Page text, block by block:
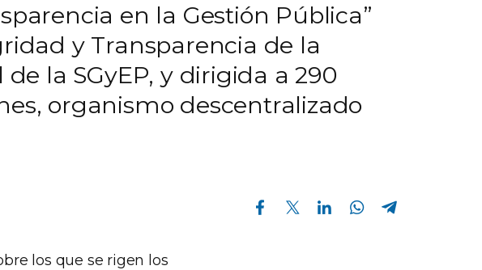
en la Gestión Pública”
y Transparencia de la
la SGyEP, y dirigida a 290
organismo descentralizado
Compartir en Facebook Compartir en Twitter Compartir en Linkedin Compartir en Whatsapp
los que se rigen los